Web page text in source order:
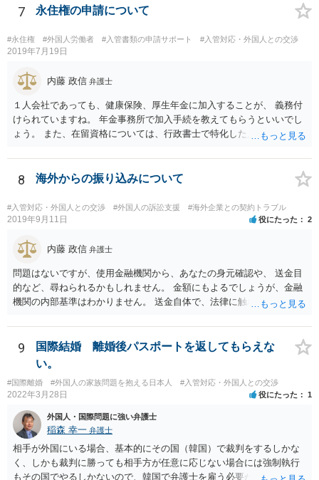
とになります。 期間は通常９０日、３０日、あるいは１５日ですが、
今はコロナもあり刻々と状況が変わっているので、事前に外務省や大
使館に問い合わせたほうがいいかもしれません。ネットでの情報収集
もしたほうがいいと思います
7 永住権の申請について
#永住権 #外国人労働者 #入管書類の申請サポート #入管対応・外国人との交渉
2019年7月19日
内藤 政信 弁護士
１人会社であっても、健康保険、厚生年金に加入することが、 義務付
けられていますね。 年金事務所で加入手続を教えてもらうといいでし
ょう。 また、在留資格については、行政書士で特化した人が何人も い
人は少ないですね。
8 海外からの振り込みについて
#入管対応・外国人との交渉 #外国人の訴訟支援 #海外企業との契約トラブル
2019年9月11日 役にたった 2
内藤 政信 弁護士
問題はないですが、使用金融機関から、あなたの身元確認や、 送金目
的など、尋ねられるかもしれません。 金額にもよるでしょうが、金融
機関の内部基準はわかりません。 送金自体で、法律に触れたり、逮捕
9
国際結婚 離婚後パスポートを返してもらえな
い。
#国際離婚 #外国人の家族問題を抱える日本人 #入管対応・外国人との交渉
2022年3月28日 役にたった 1
外国人・国際問題に強い弁護士
稲森 幸一 弁護士
相手が外国にいる場合、基本的にその国（韓国）で裁判をするしかな
く、しかも裁判に勝っても相手方が任意に応じない場合には強制執行
もその国でやるしかないので、韓国で弁護士を雇う必要が出てきそう